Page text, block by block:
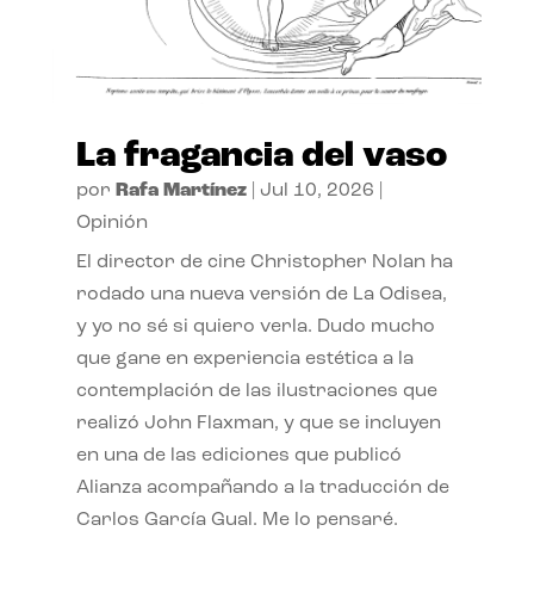
La fragancia del vaso
por Rafa Martínez| Jul 10, 2026
Opinión
El director de cine Christopher Nolan ha
rodado una nueva versión de La Odisea,
y yo no sé si quiero verla. Dudo mucho
que gane en experiencia estética a la
contemplación de las ilustraciones que
realizó John Flaxman, y que se incluyen
en una de las ediciones que publicó
Alianza acompañando a la traducción de
Carlos García Gual. Me lo pensaré.